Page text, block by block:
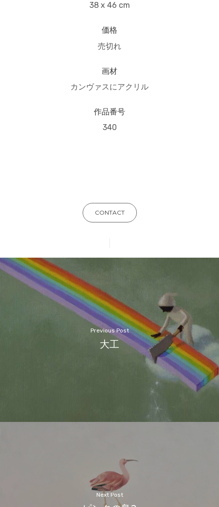
38 x 46 cm
価格
売切れ
画材
カンヴァスにアクリル
作品番号
340
CONTACT
Previous Post
大工
Next Post